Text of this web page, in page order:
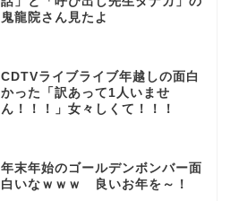
鬼龍院さん見たよ
CDTVライブライブ年越しの面白
かった「訳あって1人いませ
ん！！！」女々しくて！！！
年末年始のゴールデンボンバー面
白いなｗｗｗ 良いお年を～！